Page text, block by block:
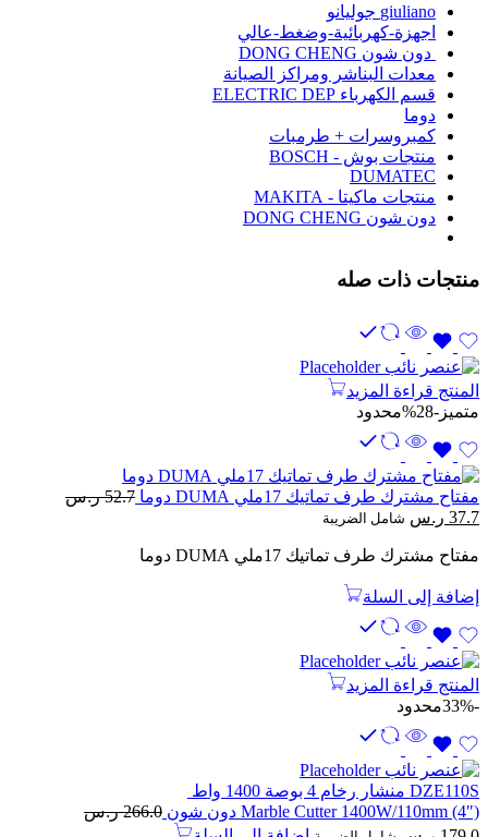
giuliano جوليانو
اجهزة-كهربائية-وضغط-عالي
دون شون DONG CHENG
معدات البناشر ومراكز الصيانة
قسم الكهرباء ELECTRIC DEP
دوما
كمبروسرات + طرمبات
منتجات بوش - BOSCH
DUMATEC
منتجات ماكيتا - MAKITA
دون شون DONG CHENG
منتجات ذات صله
المنتج قراءة المزيد
متميز -28% محدود
مفتاح مشترك طرف تماتيك 17ملي DUMA دوما 52.7 ر.س
السعر
هو:
37.7 ر.س السعر
هو:
شامل الضريبة
مفتاح مشترك طرف تماتيك 17ملي DUMA دوما
إضافة إلى السلة
المنتج قراءة المزيد
-33%
محدود
DZE110S منشار رخام 4 بوصة 1400 واط
Marble Cutter 1400W/110mm (4″) دون شون
266.0 ر.س
السعر
السعر